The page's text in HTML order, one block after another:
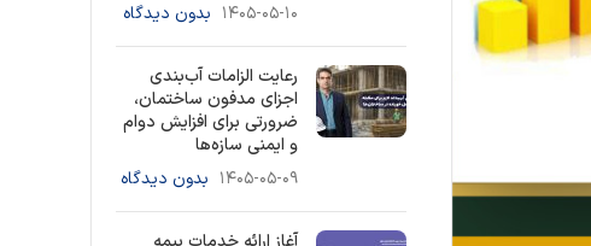
۱۴۰۵-۰۵-۱۰ بدون دیدگاه
رعایت الزامات آب‌بندی
اجزای مدفون ساختمان،
ضرورتی برای افزایش دوام
و ایمنی سازه‌ها
۱۴۰۵-۰۵-۰۹ بدون دیدگاه